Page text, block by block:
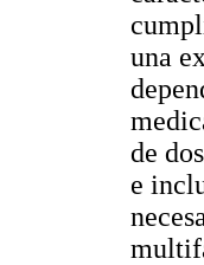
una
de
e